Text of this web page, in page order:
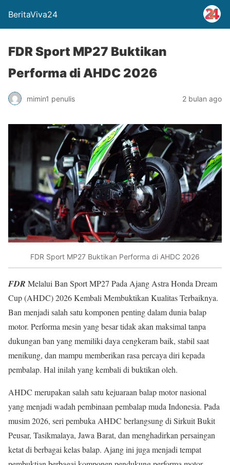
BeritaViva24
FDR Sport MP27 Buktikan
Performa di AHDC 2026
mimin1 penulis 2 bulan ago
FDR Sport MP27 Buktikan Performa di AHDC 2026
FDR Melalui Ban Sport MP27 Pada Ajang Astra Honda Dream
Cup (AHDC) 2026 Kembali Membuktikan Kualitas Terbaiknya.
Ban menjadi salah satu komponen penting dalam dunia balap
motor. Performa mesin yang besar tidak akan maksimal tanpa
dukungan ban yang memiliki daya cengkeram baik, stabil saat
menikung, dan mampu memberikan rasa percaya diri kepada
pembalap. Hal inilah yang kembali di buktikan oleh.
AHDC merupakan salah satu kejuaraan balap motor nasional
yang menjadi wadah pembinaan pembalap muda Indonesia. Pada
musim 2026, seri pembuka AHDC berlangsung di Sirkuit Bukit
Peusar, Tasikmalaya, Jawa Barat, dan menghadirkan persaingan
ketat di berbagai kelas balap. Ajang ini juga menjadi tempat